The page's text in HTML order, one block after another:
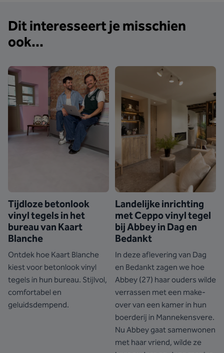
Dit interesseert je misschien
ook...
Tijdloze betonlook
vinyl tegels in het
bureau van Kaart
Blanche
Ontdek hoe Kaart Blanche
kiest voor betonlook vinyl
tegels in hun bureau. Stijlvol,
comfortabel en
geluidsdempend.
Landelijke inrichting
met Ceppo vinyl tegel
bij Abbey in Dag en
Bedankt
In deze aflevering van Dag
en Bedankt zagen we hoe
Abbey (27) haar ouders wilde
verrassen met een make-
over van een kamer in hun
boerderij in Mannekensvere.
Nu Abbey gaat samenwonen
met haar vriend, wilde ze